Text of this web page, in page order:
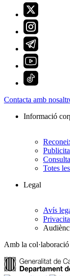
Contacta amb
Informació
Totes
Legal
Avís
Amb la col·laboració